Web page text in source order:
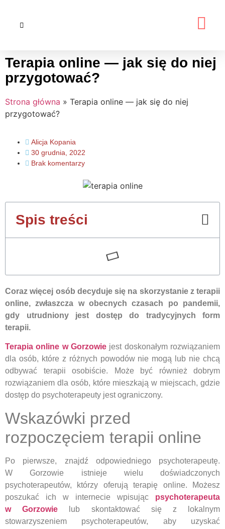
Terapia online — jak się do niej
przygotować?
Strona główna » Terapia online — jak się do niej
przygotować?
Alicja Kopania
30 grudnia, 2022
Brak komentarzy
Spis treści
Coraz więcej osób decyduje się na skorzystanie z terapii
online, zwłaszcza w obecnych czasach po pandemii,
gdy utrudniony jest dostęp do tradycyjnych form
terapii.
Terapia online w Gorzowie jest doskonałym rozwiązaniem
dla osób, które z różnych powodów nie mogą lub nie chcą
odbywać terapii osobiście. Może być również dobrym
rozwiązaniem dla osób, które mieszkają w miejscach, gdzie
dostęp do psychoterapeuty jest ograniczony.
Wskazówki przed
rozpoczęciem terapii online
Po pierwsze, znajdź odpowiedniego psychoterapeutę.
W Gorzowie istnieje wielu doświadczonych
psychoterapeutów, którzy oferują terapię online. Możesz
poszukać ich w internecie wpisując
psychoterapeuta
w Gorzowie
lub skontaktować się z lokalnym
stowarzyszeniem psychoterapeutów, aby uzyskać